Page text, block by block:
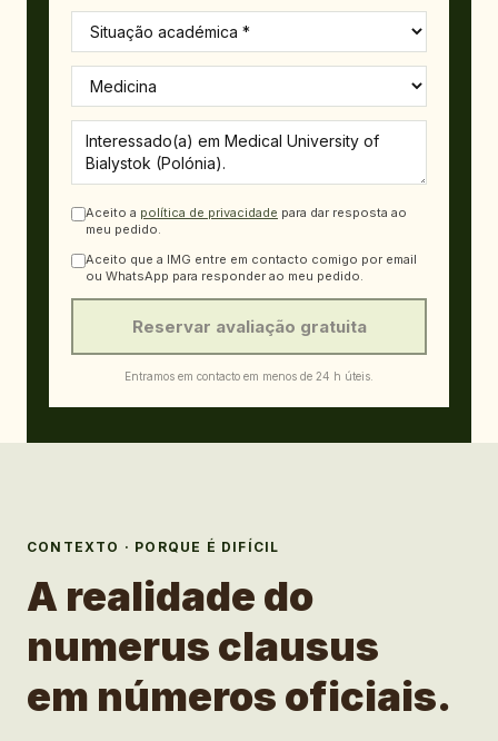
Aceito a política de privacidade para dar resposta ao
meu pedido.
Aceito que a IMG entre em contacto comigo por email
ou WhatsApp para responder ao meu pedido.
Reservar avaliação gratuita
Entramos em contacto em menos de 24 h úteis.
CONTEXTO · PORQUE É DIFÍCIL
A realidade do
numerus clausus
em números oficiais.